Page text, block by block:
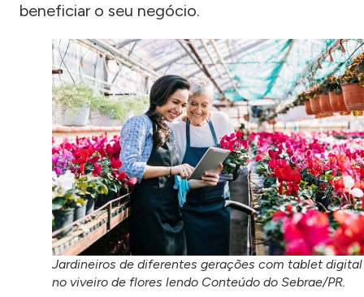
beneficiar o seu negócio.
Jardineiros de diferentes gerações com tablet digital
no viveiro de flores lendo Conteúdo do Sebrae/PR.